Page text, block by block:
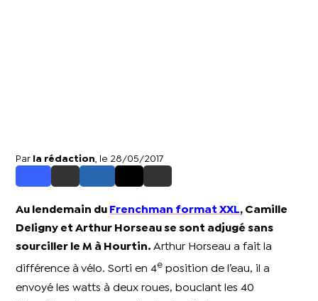
Par la rédaction , le 28/05/2017
Au lendemain du Frenchman format XXL, Camille
Deligny et Arthur Horseau se sont adjugé sans
sourciller le M à Hourtin. Arthur Horseau a fait la
différence à vélo. Sorti en 4e position de l’eau, il a
envoyé les watts à deux roues, bouclant les 40